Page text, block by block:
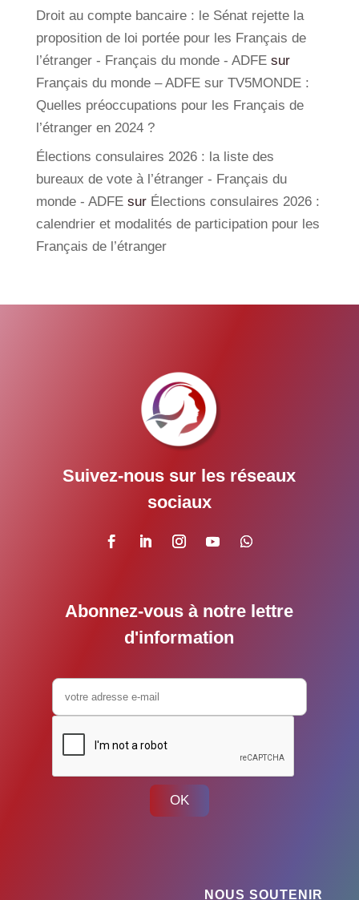
Droit au compte bancaire : le Sénat rejette la
proposition de loi portée pour les Français de
l’étranger - Français du monde - ADFEsur
Français du monde – ADFE sur TV5MONDE :
Quelles préoccupations pour les Français de
l’étranger en 2024 ?
Élections consulaires 2026 : la liste des
bureaux de vote à l’étranger - Français du
monde - ADFEsur Élections consulaires 2026 :
calendrier et modalités de participation pour les
Français de l’étranger
Suivez-nous sur les réseaux
sociaux
Abonnez-vous à notre lettre
d'information
OK
NOUS SOUTENIR